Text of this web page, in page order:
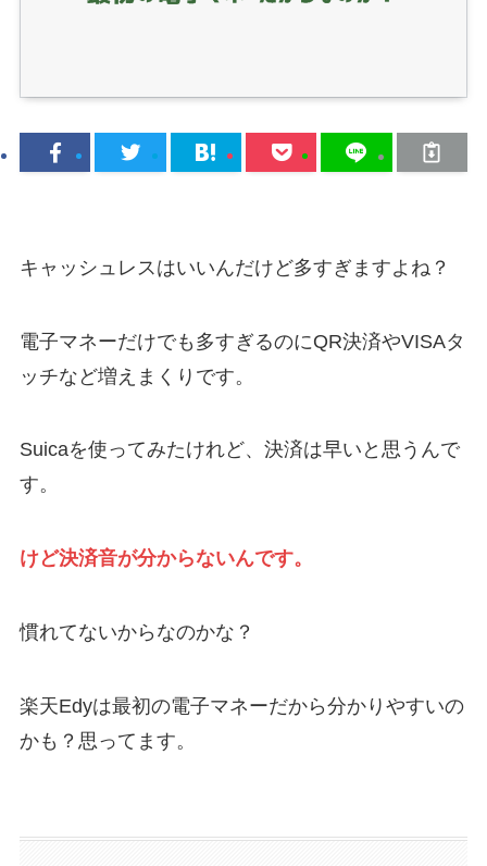
キャッシュレスはいいんだけど多すぎますよね？
電子マネーだけでも多すぎるのにQR決済やVISAタ
ッチなど増えまくりです。
Suicaを使ってみたけれど、決済は早いと思うんで
す。
けど決済音が分からないんです。
慣れてないからなのかな？
楽天Edyは最初の電子マネーだから分かりやすいの
かも？思ってます。